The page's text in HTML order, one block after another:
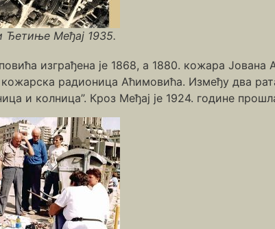
Ђетиње Међај 1935.
изграђена је 1868, а 1880. кожара
радионица Аћимовића. Између два
и колница”. Кроз Међај је 1924. године